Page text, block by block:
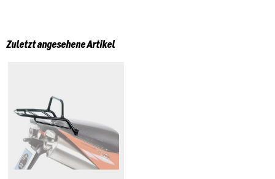
Zuletzt angesehene Artikel